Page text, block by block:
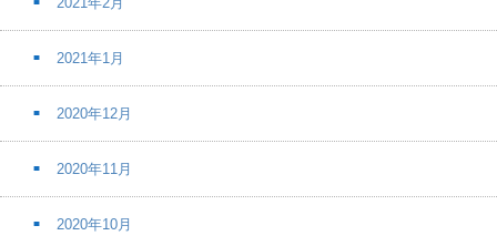
2021年1月
2020年12月
2020年11月
2020年10月